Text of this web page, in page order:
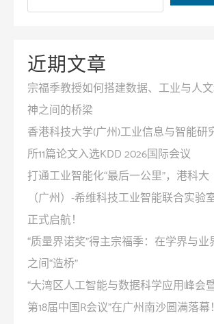
产
需
求
痛
点
牵
引
智
能
工
业
发
展
南
探
工
业
工
程
数
智
化
转
型​
近期文章
宗福季教授如何搭建数据、工业与人
神之间的桥梁
香港科技大学(广州)工业信息与智能研
所11篇论文入选KDD 2026国际会议
打通工业智能化“最后一公里”，港科大
（广州）-希维科技工业智能联合实验
正式启航！
“质量界诺奖”得主宗福季：在学界与业
之间“造桥”
“大湾区人工智能与数据科学应用峰会
第18届中国R会议”在广州南沙圆满落幕！